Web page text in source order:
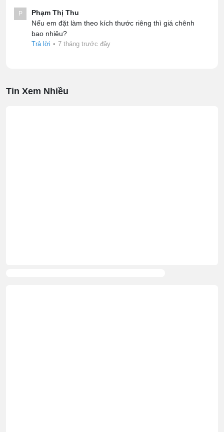
P
Phạm Thị Thu
Nếu em đặt làm theo kích thước riêng thì giá chênh
bao nhiêu?
Trả lời • 7 tháng trước đây
Tin Xem Nhiều